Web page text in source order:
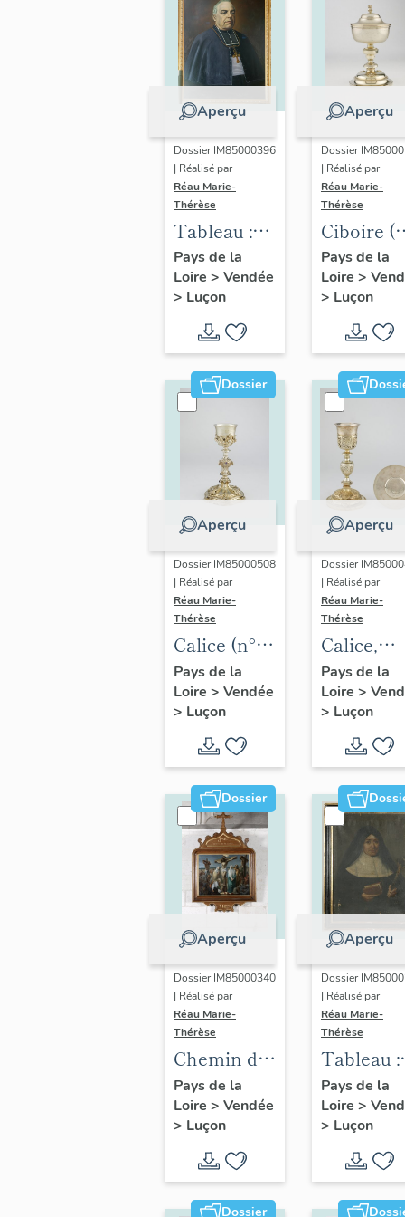
Aperçu
Dossier IM85000396
| Réalisé par
Réau Marie-
Thérèse
Tableau :
Portrait de
Mgr
Catteau (n°
Pays de la
Loire > Vendée
> Luçon
Aperçu
Dossier
| Réalisé par
Réau Marie-
Thérèse
Ciboire
1)
Pays de la
Loire >
> Luçon
Dossier
Aperçu
Dossier IM85000508
| Réalisé par
Réau Marie-
Thérèse
Calice (n°
9)
Pays de la
Loire > Vendée
> Luçon
Aperçu
Dossier
| Réalisé par
Réau Marie-
Thérèse
Calice,
patène
5)
Pays de la
Loire >
> Luçon
Dossier
Aperçu
Dossier IM85000340
| Réalisé par
Réau Marie-
Thérèse
Chemin de
croix
Pays de la
Loire > Vendée
> Luçon
Aperçu
Dossier
| Réalisé par
Réau Marie-
Thérèse
Tableau :
Portrait
la mère
Pays de la
Loire >
> Luçon
Dossier